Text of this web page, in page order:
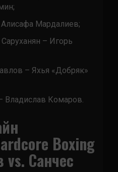
Мардалиев;
– Игорь
– Яхья «Добряк»
Владислав Комаров.
Boxing
Санчес